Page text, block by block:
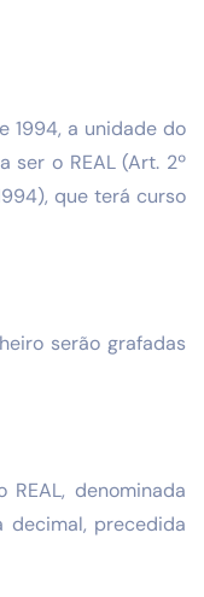
a unidade do
ser o REAL (Art. 2º
que terá curso
serão grafadas
denominada
decimal, precedida